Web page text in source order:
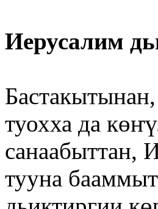
Иерусалим
туохха да
санаабыттан,
тууна